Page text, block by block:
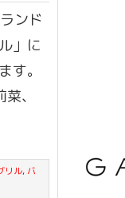
ンド
」に
す。
、
リル, バ